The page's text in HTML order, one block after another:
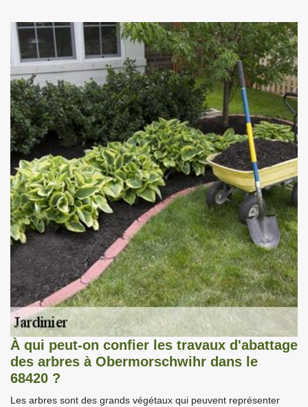
À qui peut-on confier les travaux d'abattage
des arbres à Obermorschwihr dans le
68420 ?
Les arbres sont des grands végétaux qui peuvent représenter